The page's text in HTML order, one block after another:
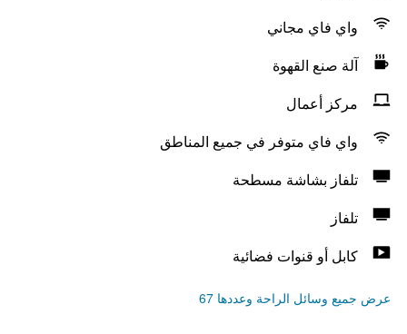
واي فاي مجاني
آلة صنع القهوة
مركز أعمال
واي فاي متوفر في جميع المناطق
تلفاز بشاشة مسطحة
تلفاز
كابل أو قنوات فضائية
عرض جميع وسائل الراحة وعددها 67